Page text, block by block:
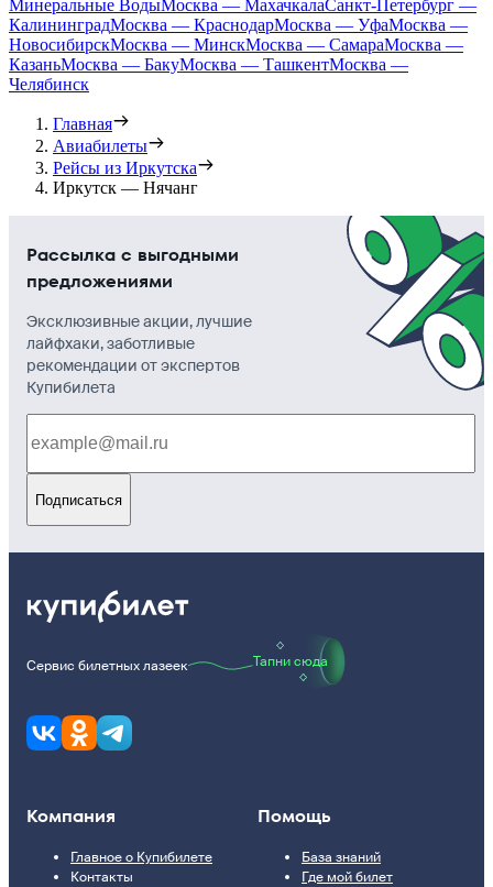
Минеральные ВодыМосква — МахачкалаСанкт-Петербург —
КалининградМосква — КраснодарМосква — УфаМосква —
НовосибирскМосква — МинскМосква — СамараМосква —
КазаньМосква — БакуМосква — ТашкентМосква —
Челябинск
Главная
Авиабилеты
Рейсы из Иркутска
Иркутск — Нячанг
Рассылка с выгодными
предложениями
Эксклюзивные акции, лучшие
лайфхаки, заботливые
рекомендации от экспертов
Купибилета
Подписаться
Сервис билетных лазеек Тапни сюда
Компания
Главное о Купибилете
Контакты
Помощь
База знаний
Где мой билет